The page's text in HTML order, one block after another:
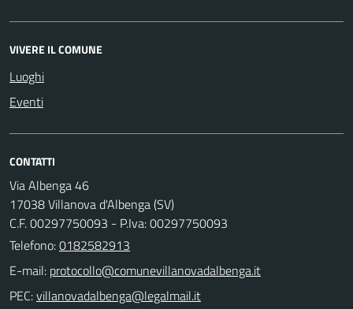
VIVERE IL COMUNE
Luoghi
Eventi
CONTATTI
Via Albenga 46
17038 Villanova d'Albenga (SV)
C.F. 00297750093 - P.Iva: 00297750093
Telefono:0182582913
E-mail:
PEC: